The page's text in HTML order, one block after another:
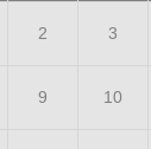
2 3
9 10